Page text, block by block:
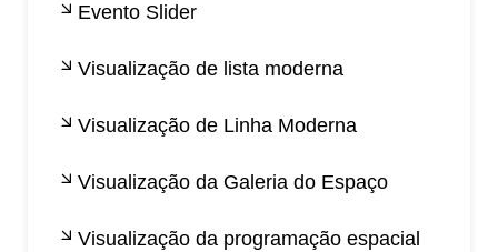
Evento Slider
Visualização de lista moderna
Visualização de Linha Moderna
Visualização da Galeria do Espaço
Visualização da programação espacial